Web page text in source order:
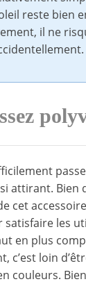
reste bien
il ne
attirant. Bien
cet
les
en plus
c’est loin
couleurs.